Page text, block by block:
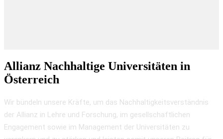
Allianz Nachhaltige Universitäten in
Österreich
Wir bündeln unsere Kräfte, um das Nachhaltigkeitsverständnis
der Allianz in Lehre und Forschung, im gesellschaftlichen
Engagement sowie im Management der Universitäten zu